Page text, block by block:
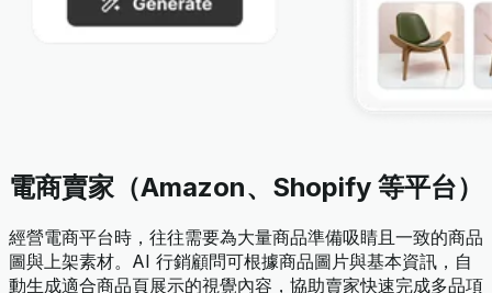
電商賣家（Amazon、Shopify 等平台）
經營電商平台時，往往需要為大量商品準備吸睛且一致的商品
圖與上架素材。AI 行銷顧問可根據商品圖片與基本資訊，自
動生成適合商品頁展示的視覺內容，協助賣家快速完成多品項